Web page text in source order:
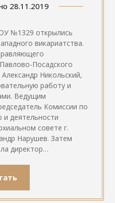
28.11.2019
№1329 открылись
викариатства.
Посадского
Никольский,
работу и
Ведущим
Комиссии по
деятельности
совете г.
Нарушев. Затем
директор…